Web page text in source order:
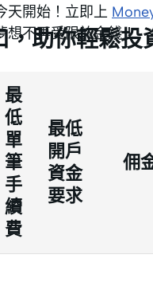
天開始！立即上
想不再受限於金錢！
，助你輕鬆投
最
低
單
筆
手
續
費
最低
開戶
資金
要求
佣